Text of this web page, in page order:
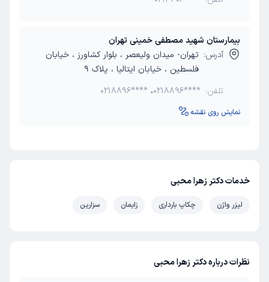
بیمارستان شهید مصطفی خمینی تهران
آدرس: تهران- میدان ولیعصر ، بلوار کشاورز ، خیابان
فلسطین ، خیابان ایتالیا ، پلاک 9
تلفن:
0218896**** ،0218896****
نمایش روی نقشه
خدمات دکتر زهرا محبی
لیزر واژن چکاپ بارداری زایمان سزارین
نظرات درباره دکتر زهرا محبی